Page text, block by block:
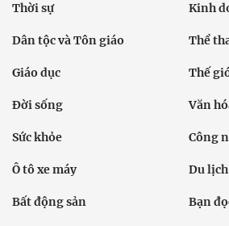
Thời sự Kinh
Dân tộc và Tôn giáo Thể
Giáo dục Thế
Đời sống Văn
Sức khỏe Công
Ô tô xe máy Du lịch
Bất động sản Bạn